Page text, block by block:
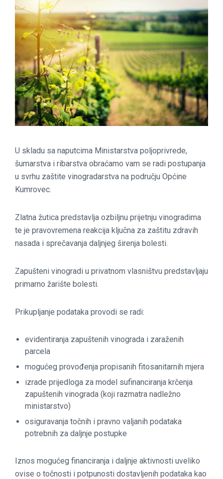
U skladu sa naputcima Ministarstva poljoprivrede,
šumarstva i ribarstva obraćamo vam se radi postupanja
u svrhu zaštite vinogradarstva na području Općine
Kumrovec.
Zlatna žutica predstavlja ozbiljnu prijetnju vinogradima
te je pravovremena reakcija ključna za zaštitu zdravih
nasada i sprečavanja daljnjeg širenja bolesti.
Zapušteni vinogradi u privatnom vlasništvu predstavljaju
primarno žarište bolesti.
Prikupljanje podataka provodi se radi:
evidentiranja zapuštenih vinograda i zaraženih
parcela
mogućeg provođenja propisanih fitosanitarnih mjera
izrade prijedloga za model sufinanciranja krčenja
zapuštenih vinograda (koji razmatra nadležno
ministarstvo)
osiguravanja točnih i pravno valjanih podataka
potrebnih za daljnje postupke
Iznos mogućeg financiranja i daljnje aktivnosti uveliko
ovise o točnosti i potpunosti dostavljenih podataka kao